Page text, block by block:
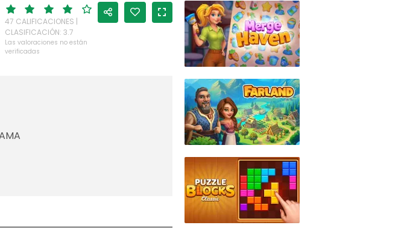
47 CALIFICACIONES |
CLASIFICACIÓN: 3.7
Las valoraciones no están
verificadas